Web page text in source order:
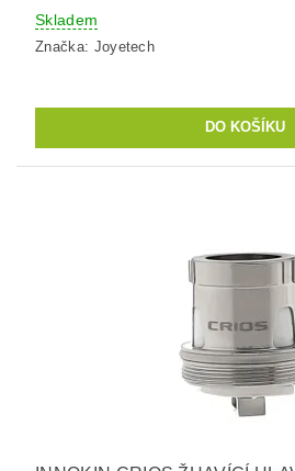
Skladem
Značka: Joyetech